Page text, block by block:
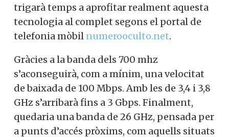
trigarà temps a aprofitar realment aquesta
tecnologia al complet segons el portal de
telefonia mòbil numerooculto.net.
Gràcies a la banda dels 700 mhz
s’aconseguirà, com a mínim, una velocitat
de baixada de 100 Mbps. Amb les de 3,4 i 3,8
GHz s’arribarà fins a 3 Gbps. Finalment,
quedaria una banda de 26 GHz, pensada per
a punts d’accés pròxims, com aquells situats